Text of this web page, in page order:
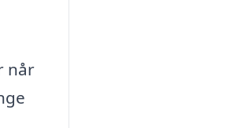
når